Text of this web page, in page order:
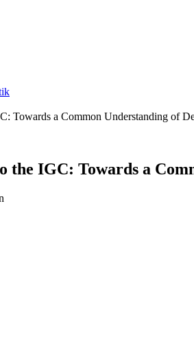
Towards a Common Understanding of
the IGC: Towards a